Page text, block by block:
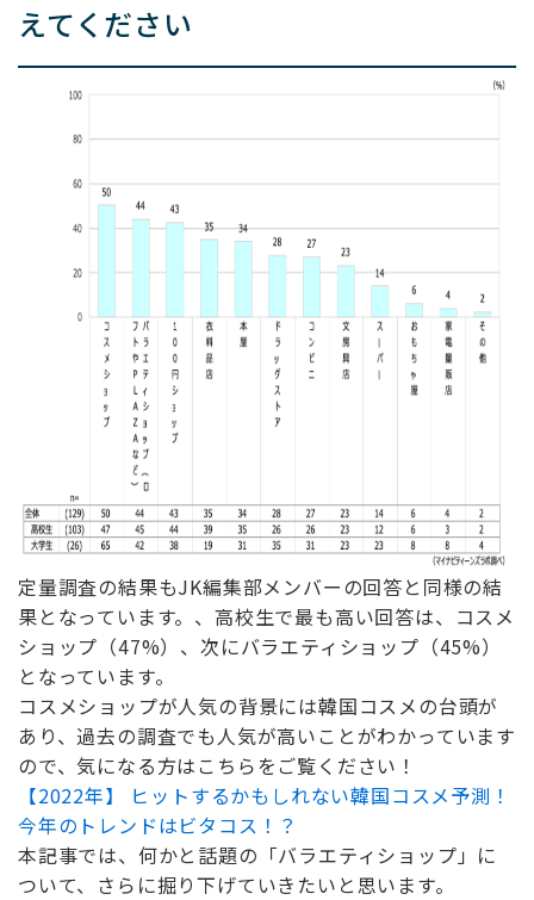
えてください
定量調査の結果もJK編集部メンバーの回答と同様の結
果となっています。、高校生で最も高い回答は、コスメ
ショップ（47%）、次にバラエティショップ（45%）
となっています。
コスメショップが人気の背景には韓国コスメの台頭が
あり、過去の調査でも人気が高いことがわかっています
ので、気になる方はこちらをご覧ください！
【2022年】 ヒットするかもしれない韓国コスメ予測！
今年のトレンドはビタコス！？
本記事では、何かと話題の「バラエティショップ」に
ついて、さらに掘り下げていきたいと思います。